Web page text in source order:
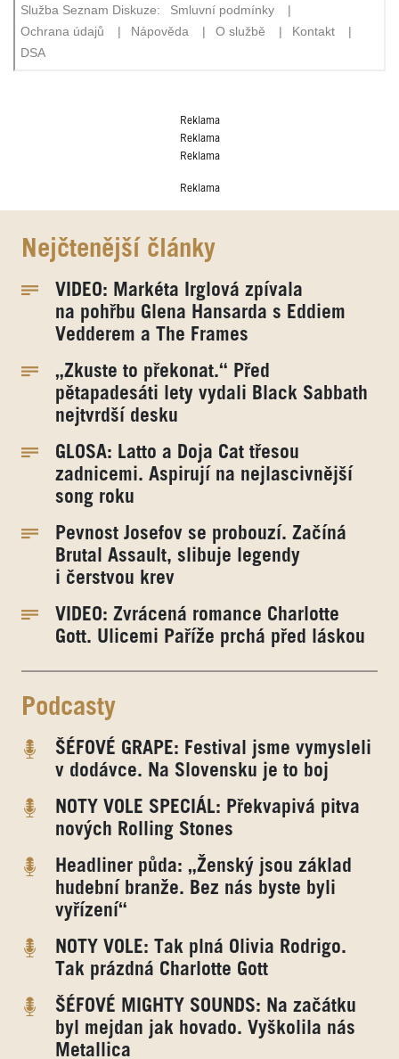
Reklama
Reklama
Reklama
Reklama
Nejčtenější články
VIDEO: Markéta Irglová zpívala
na pohřbu Glena Hansarda s Eddiem
Vedderem a The Frames
„Zkuste to překonat.“ Před
pětapadesáti lety vydali Black Sabbath
nejtvrdší desku
GLOSA: Latto a Doja Cat třesou
zadnicemi. Aspirují na nejlascivnější
song roku
Pevnost Josefov se probouzí. Začíná
Brutal Assault, slibuje legendy
i čerstvou krev
VIDEO: Zvrácená romance Charlotte
Gott. Ulicemi Paříže prchá před láskou
Podcasty
ŠÉFOVÉ GRAPE: Festival jsme vymysleli
v dodávce. Na Slovensku je to boj
NOTY VOLE SPECIÁL: Překvapivá pitva
nových Rolling Stones
Headliner půda: „Ženský jsou základ
hudební branže. Bez nás byste byli
vyřízení“
NOTY VOLE: Tak plná Olivia Rodrigo.
Tak prázdná Charlotte Gott
ŠÉFOVÉ MIGHTY SOUNDS: Na začátku
byl mejdan jak hovado. Vyškolila nás
Metallica